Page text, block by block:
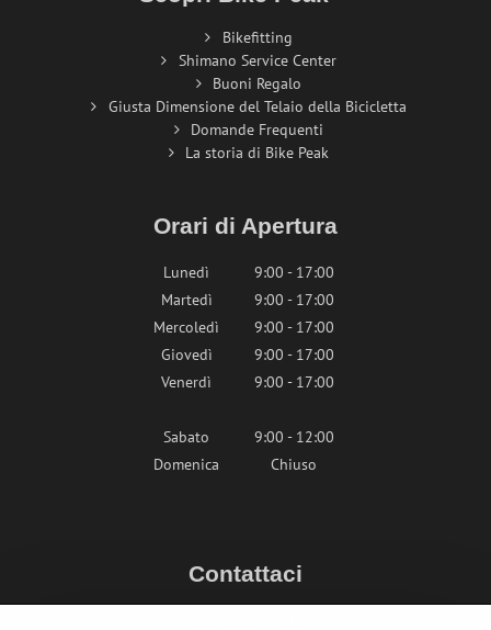
Bikefitting
Shimano Service Center
Buoni Regalo
Giusta Dimensione del Telaio della Bicicletta
Domande Frequenti
La storia di Bike Peak
Orari di Apertura
Lunedì
9:00 - 17:00
Martedì
9:00 - 17:00
Mercoledì
9:00 - 17:00
Giovedì
9:00 - 17:00
Venerdì
9:00 - 17:00
Sabato
9:00 - 12:00
Domenica
Chiuso
Contattaci